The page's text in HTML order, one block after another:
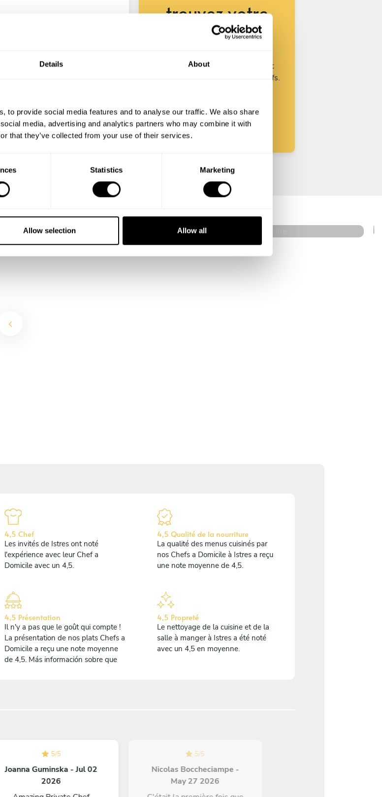
Details About
to provide social media features and to analyse our traffic. We also share
media, advertising and analytics partners who may combine it with
that they’ve collected from your use of their services.
Statistics Marketing
Allow selection Allow all
culinaire ne commence !
trouvez votre
chef
Personnalisez votre demande et
commencez à parler avec nos chefs.
Commencer
Stéphanie Mélanie
4.9 • 90 services
Camille Adam
Marseille
5 • 16 services
4,5 Chef
Les invités de Istres ont noté
l'expérience avec leur Chef a
Domicile avec un 4,5.
4,5 Qualité de la nourriture
La qualité des menus cuisinés par
nos Chefs a Domicile à Istres a reçu
une note moyenne de 4,5.
4,5 Présentation
Il n'y a pas que le goût qui compte !
La présentation de nos plats Chefs a
Domicile a reçu une note moyenne
de 4,5. Más información sobre que
4,5 Propreté
Le nettoyage de la cuisine et de la
salle à manger à Istres a été noté
avec un 4,5 en moyenne.
5/5
Joanna Guminska - Jul 02
2026
5/5
Nicolas Boccheciampe -
May 27 2026